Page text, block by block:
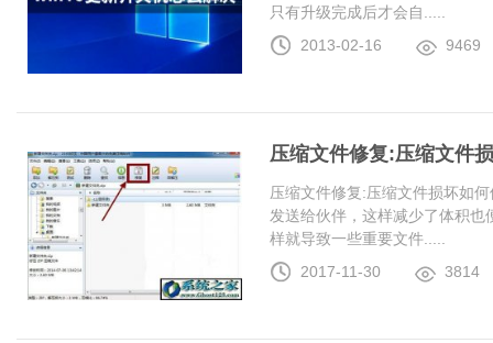
只有升级完成后才会自.....
2013-02-16
9469
压缩文件修复:压缩文件
压缩文件修复:压缩文件损坏如
发送给伙伴，这样减少了体积
样就导致一些重要文件.....
2017-11-30
3814